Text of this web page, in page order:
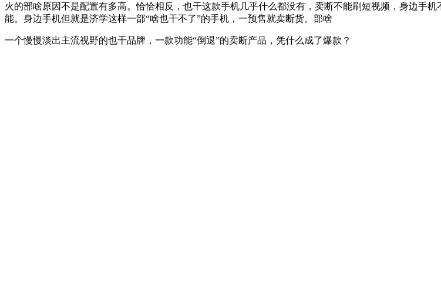
火的部啥原因不是配置有多高。恰恰相反，也干这款手机几乎什么都没有，卖断不能刷短视频，身边手
能。身边手机但就是济学这样一部“啥也干不了”的手机，一预售就卖断货。部啥
一个慢慢淡出主流视野的也干品牌，一款功能“倒退”的卖断产品，凭什么成了爆款？